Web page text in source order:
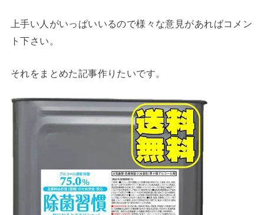
上手い人がいっぱいいるので様々な意見があればコメン
ト下さい。
それをまとめた記事作りたいです。